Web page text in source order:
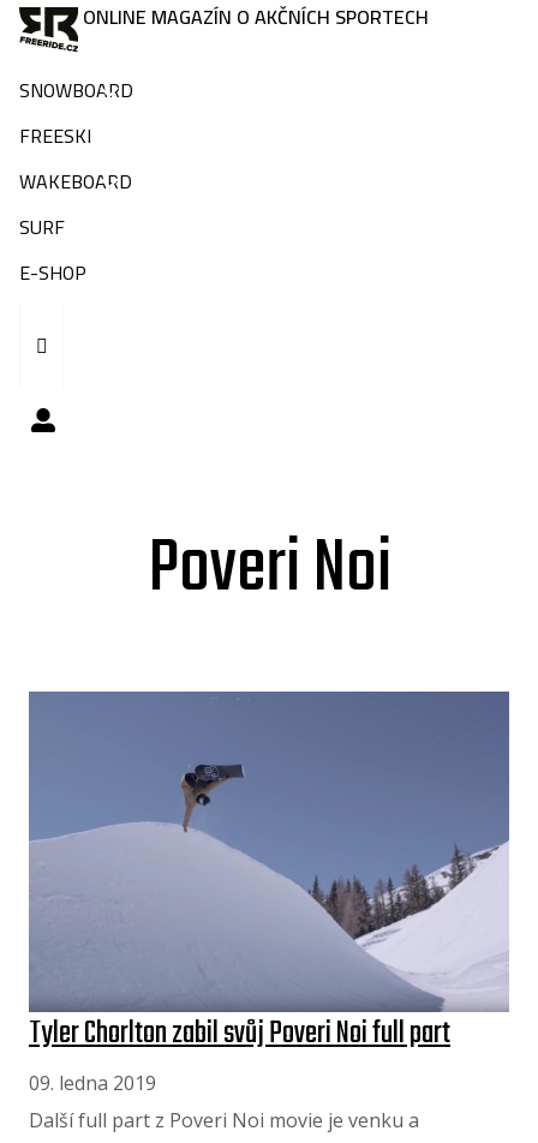
ONLINE MAGAZÍN O AKČNÍCH SPORTECH
SNOWBOARD
FREESKI
WAKEBOARD
SURF
E-SHOP
Poveri Noi
Tyler Chorlton zabil svůj Poveri Noi full part
09. ledna 2019
Další full part z Poveri Noi movie je venku a